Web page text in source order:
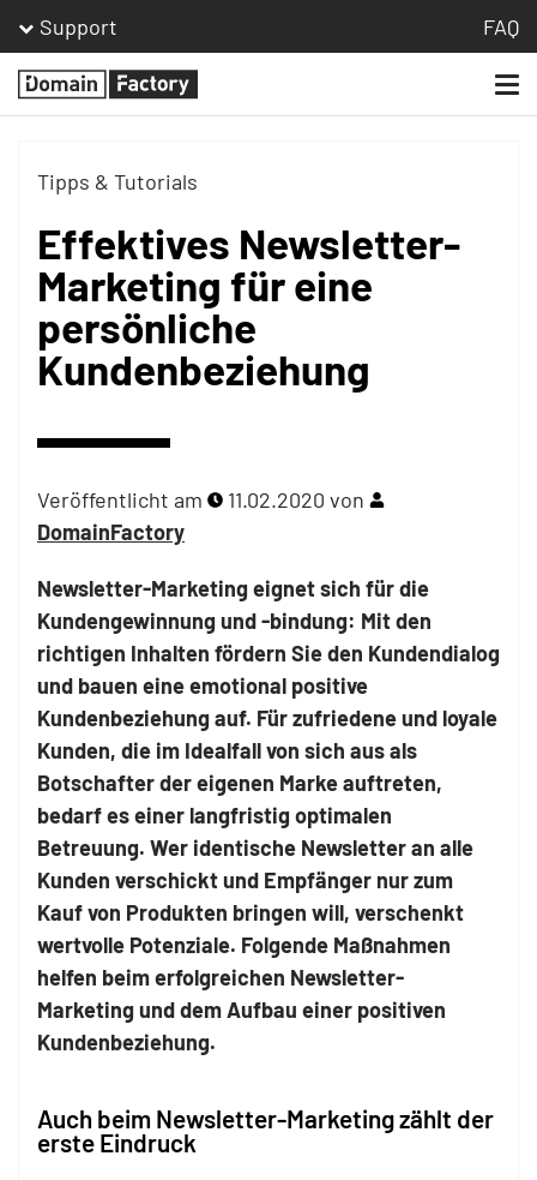
Support FAQ
Homepage
Tipps & Tutorials
Effektives Newsletter-
Marketing für eine
persönliche
Kundenbeziehung
Veröffentlicht am 11.02.2020 von
DomainFactory
Newsletter-Marketing eignet sich für die
Kundengewinnung und -bindung: Mit den
richtigen Inhalten fördern Sie den Kundendialog
und bauen eine emotional positive
Kundenbeziehung auf. Für zufriedene und loyale
Kunden, die im Idealfall von sich aus als
Botschafter der eigenen Marke auftreten,
bedarf es einer langfristig optimalen
Betreuung. Wer identische Newsletter an alle
Kunden verschickt und Empfänger nur zum
Kauf von Produkten bringen will, verschenkt
wertvolle Potenziale. Folgende Maßnahmen
helfen beim erfolgreichen Newsletter-
Marketing und dem Aufbau einer positiven
Kundenbeziehung.
Auch beim Newsletter-Marketing zählt der
erste Eindruck